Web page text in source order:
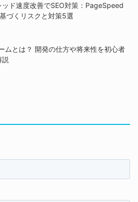
ッド速度改善でSEO対策：PageSpeed
づくリスクと対策5選
ムとは？ 開発の仕方や将来性を初心者